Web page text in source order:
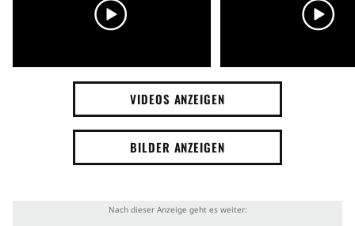
VIDEOS ANZEIGEN
BILDER ANZEIGEN